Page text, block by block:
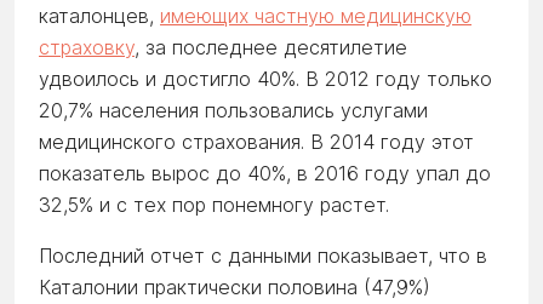
каталонцев, имеющих частную медицинскую
страховку, за последнее десятилетие
удвоилось и достигло 40%. В 2012 году только
20,7% населения пользовались услугами
медицинского страхования. В 2014 году этот
показатель вырос до 40%, в 2016 году упал до
32,5% и с тех пор понемногу растет.
Последний отчет с данными показывает, что в
Каталонии практически половина (47,9%)